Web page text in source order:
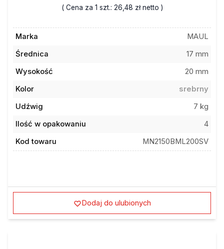
( Cena za 1 szt.: 26,48 złnetto )
Marka
MAUL
Średnica
17 mm
Wysokość
20 mm
Kolor
srebrny
Udźwig
7 kg
Ilość w opakowaniu
4
Kod towaru
MN2150BML200SV
Dodaj do ulubionych